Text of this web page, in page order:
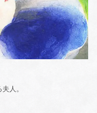
人。